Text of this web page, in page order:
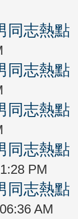
同志熱
同志熱
同志熱
同志熱
PM
同志熱
AM